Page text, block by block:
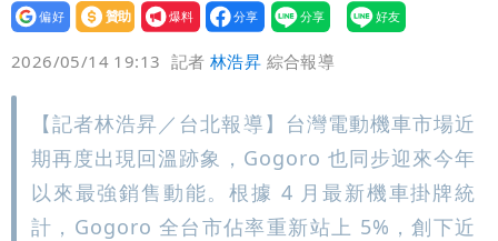
設為
贊助
我要
爆料
2026/05/14 19:13 記者林浩昇 綜合報導
【記者林浩昇／台北報導】台灣電動機車市場近
期再度出現回溫跡象，Gogoro 也同步迎來今年
以來最強銷售動能。根據 4 月最新機車掛牌統
計，Gogoro 全台市佔率重新站上 5%，創下近